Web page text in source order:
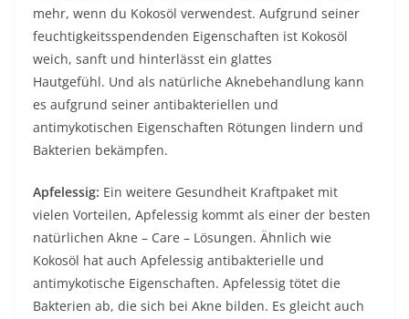
mehr, wenn du Kokosöl verwendest. Aufgrund seiner
feuchtigkeitsspendenden Eigenschaften ist Kokosöl
weich, sanft und hinterlässt ein glattes
Hautgefühl. Und als natürliche Aknebehandlung kann
es aufgrund seiner antibakteriellen und
antimykotischen Eigenschaften Rötungen lindern und
Bakterien bekämpfen.
Apfelessig: Ein weitere Gesundheit Kraftpaket mit
vielen Vorteilen, Apfelessig kommt als einer der besten
natürlichen Akne – Care – Lösungen. Ähnlich wie
Kokosöl hat auch Apfelessig antibakterielle und
antimykotische Eigenschaften. Apfelessig tötet die
Bakterien ab, die sich bei Akne bilden. Es gleicht auch